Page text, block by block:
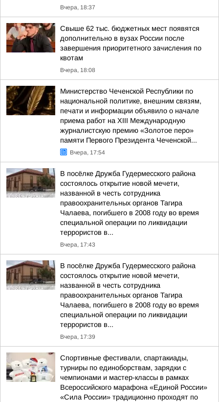
Вчера, 18:37
Свыше 62 тыс. бюджетных мест появятся
дополнительно в вузах России после
завершения приоритетного зачисления по
квотам
Вчера, 18:08
Министерство Чеченской Республики по
национальной политике, внешним связям,
печати и информации объявило о начале
приема работ на XIII Международную
журналистскую премию «Золотое перо»
памяти Первого Президента Чеченской...
Вчера, 17:54
В посёлке Дружба Гудермесского района
состоялось открытие новой мечети,
названной в честь сотрудника
правоохранительных органов Тагира
Чалаева, погибшего в 2008 году во время
специальной операции по ликвидации
террористов в...
Вчера, 17:43
В посёлке Дружба Гудермесского района
состоялось открытие новой мечети,
названной в честь сотрудника
правоохранительных органов Тагира
Чалаева, погибшего в 2008 году во время
специальной операции по ликвидации
террористов в...
Вчера, 17:39
Спортивные фестивали, спартакиады,
турниры по единоборствам, зарядки с
чемпионами и мастер-классы в рамках
Всероссийского марафона «Единой России»
«Сила России» традиционно проходят по